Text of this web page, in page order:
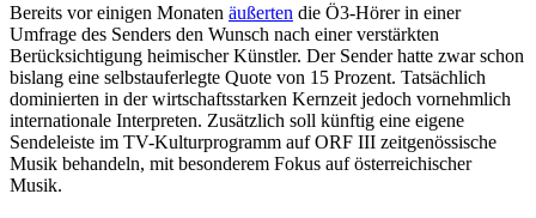
Bereits vor einigen Monaten äußerten die Ö3-Hörer in einer
Umfrage des Senders den Wunsch nach einer verstärkten
Berücksichtigung heimischer Künstler. Der Sender hatte zwar schon
bislang eine selbstauferlegte Quote von 15 Prozent. Tatsächlich
dominierten in der wirtschaftsstarken Kernzeit jedoch vornehmlich
internationale Interpreten. Zusätzlich soll künftig eine eigene
Sendeleiste im TV-Kulturprogramm auf ORF III zeitgenössische
Musik behandeln, mit besonderem Fokus auf österreichischer
Musik.